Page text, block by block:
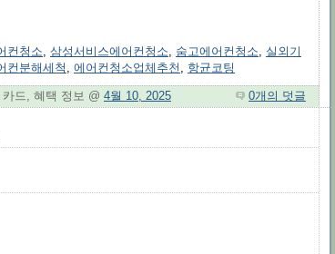
컨청소 삼성서비스에어컨청소 숨고에어컨청소
실외기
컨분해세척 에어컨청소업체추천 항균코팅
드, 혜택 정보 @ 4월 10, 2025 0개의 덧글